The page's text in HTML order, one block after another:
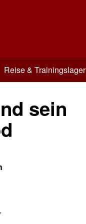
Reise & Trainingslager
sein